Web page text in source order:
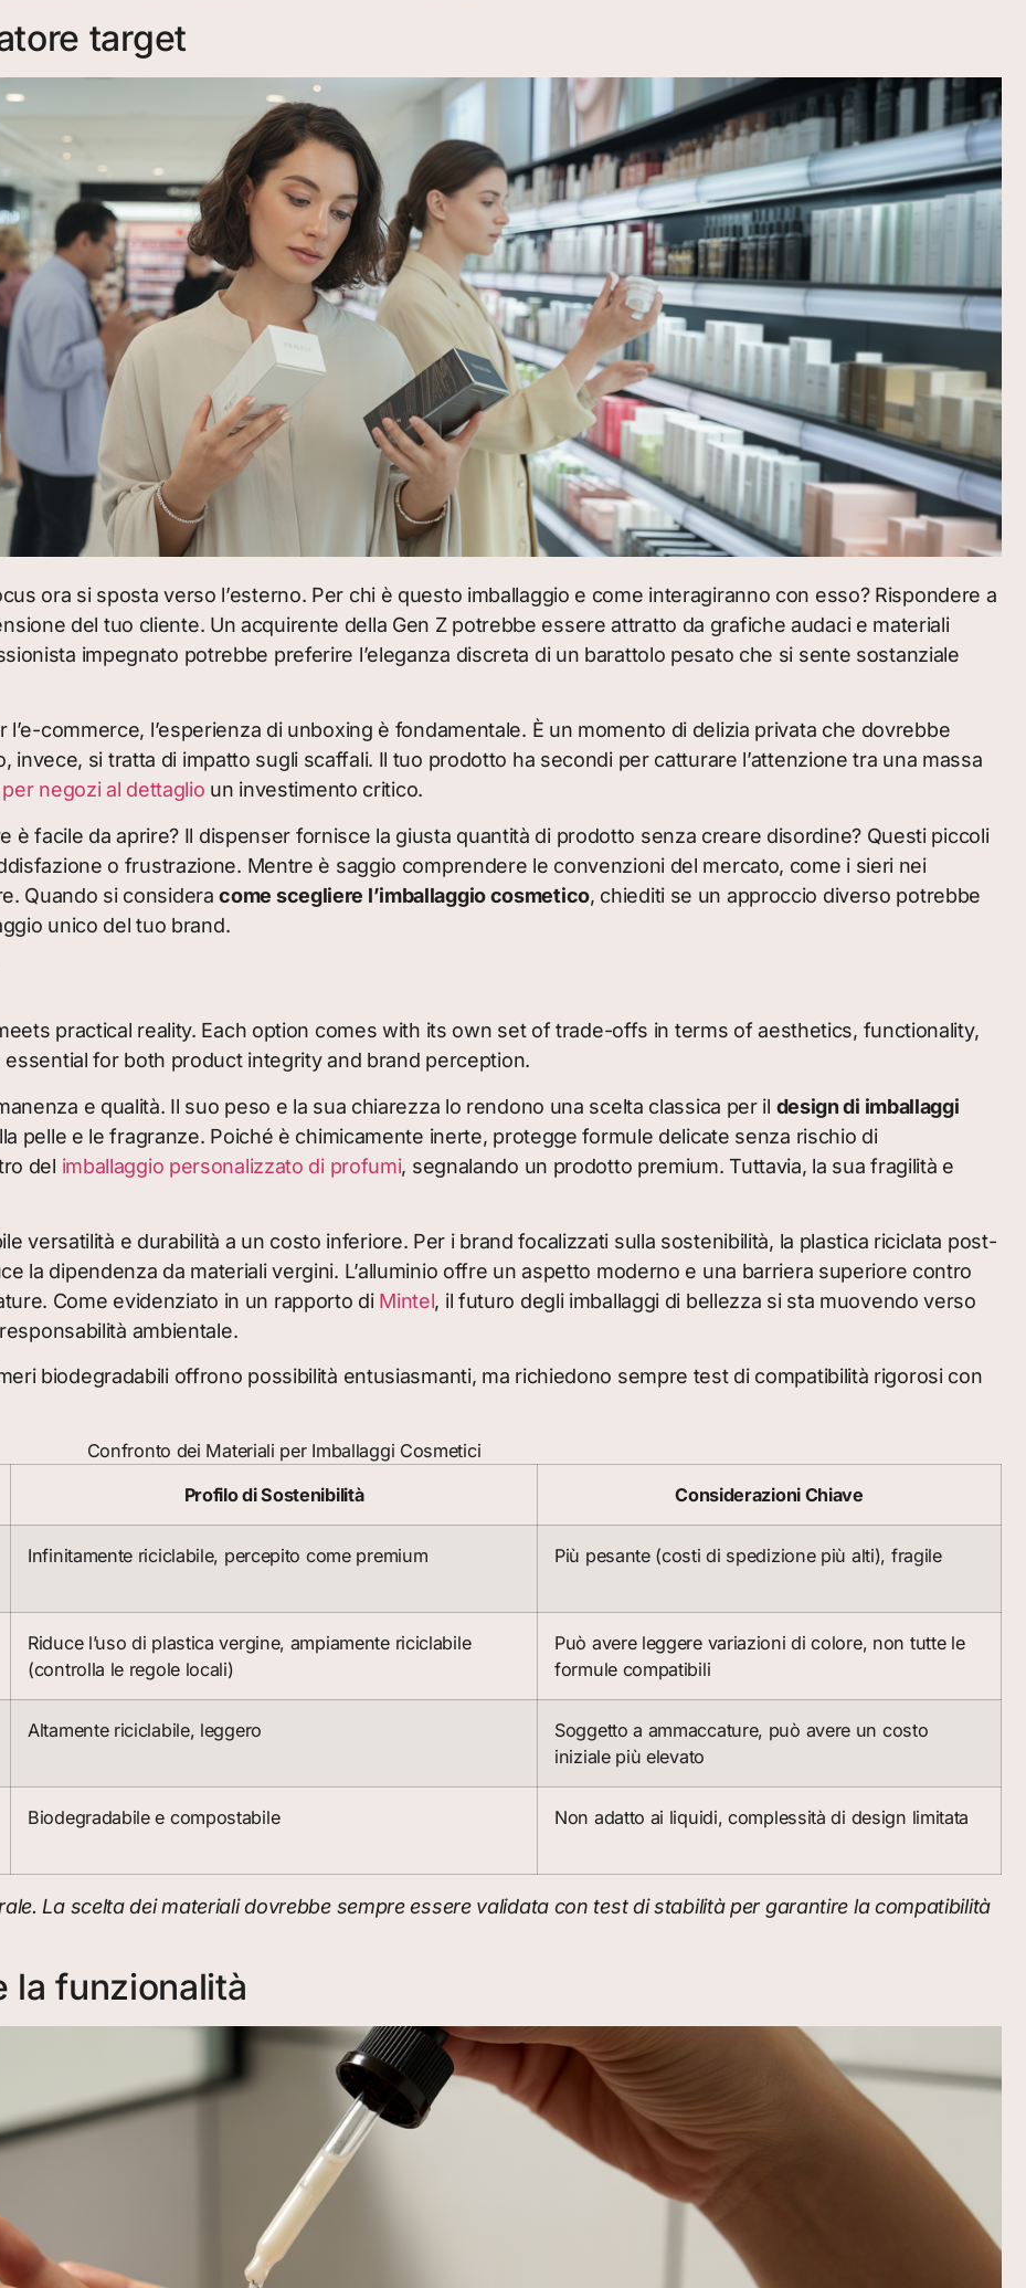
target
ora si sposta verso l’esterno. Per chi è questo imballaggio e come interagiranno con esso? Rispondere a
del tuo cliente. Un acquirente della Gen Z potrebbe essere attratto da grafiche audaci e materiali
impegnato potrebbe preferire l’eleganza discreta di un barattolo pesato che si sente sostanziale
l’e-commerce, l’esperienza di unboxing è fondamentale. È un momento di delizia privata che dovrebbe
si tratta di impatto sugli scaffali. Il tuo prodotto ha secondi per catturare l’attenzione tra una massa
negozi al dettaglio un investimento critico.
è facile da aprire? Il dispenser fornisce la giusta quantità di prodotto senza creare disordine? Questi piccoli
o frustrazione. Mentre è saggio comprendere le convenzioni del mercato, come i sieri nei
Quando si consideracome scegliere l’imballaggio cosmetico, chiediti se un approccio diverso potrebbe
unico del tuo brand.
practical reality. Each option comes with its own set of trade-offs in terms of aesthetics, functionality,
for both product integrity and brand perception.
e qualità. Il suo peso e la sua chiarezza lo rendono una scelta classica per il design di imballaggi
pelle e le fragranze. Poiché è chimicamente inerte, protegge formule delicate senza rischio di
del imballaggio personalizzato di profumi, segnalando un prodotto premium. Tuttavia, la sua fragilità e
versatilità e durabilità a un costo inferiore. Per i brand focalizzati sulla sostenibilità, la plastica riciclata post-
la dipendenza da materiali vergini. L’alluminio offre un aspetto moderno e una barriera superiore contro
Come evidenziato in un rapporto di Mintel, il futuro degli imballaggi di bellezza si sta muovendo verso
ambientale.
biodegradabili offrono possibilità entusiasmanti, ma richiedono sempre test di compatibilità rigorosi con
Confronto dei Materiali per Imballaggi Cosmetici
Profilo di Sostenibilità Considerazioni Chiave
Infinitamente riciclabile, percepito come premium Più pesante (costi di spedizione più alti), fragile
Riduce l’uso di plastica vergine, ampiamente riciclabile
(controlla le regole locali)
Può avere leggere variazioni di colore, non tutte le
formule compatibili
Altamente riciclabile, leggero
Soggetto a ammaccature, può avere un costo
iniziale più elevato
Biodegradabile e compostabile Non adatto ai liquidi, complessità di design limitata
La scelta dei materiali dovrebbe sempre essere validata con test di stabilità per garantire la compatibilità
la funzionalità